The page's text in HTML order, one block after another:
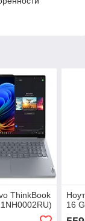
​​​​​​​ThinkBook
16